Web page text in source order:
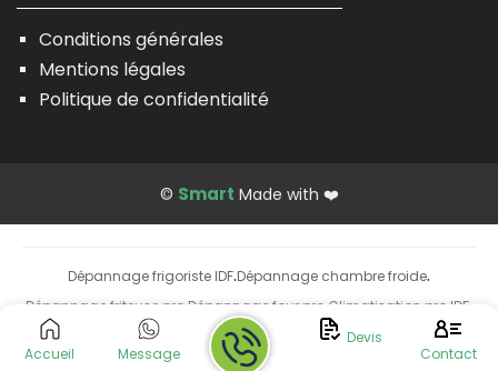
Conditions générales
Mentions légales
Politique de confidentialité
© Smart Made with ❤️
Accueil Message
Devis
Contact
Dépannage frigoriste IDF·Dépannage chambre froide·
Dépannage friteuse pro Dépannage four pro Climatisation pro IDF
Installation climatisation